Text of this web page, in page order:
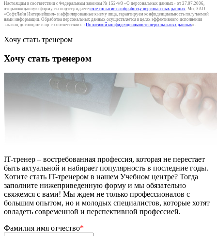
Настоящим в соответствии с Федеральным законом № 152-ФЗ «О персональных данных» от 27.07.2006,
отправляя данную форму, вы подтверждаете свое согласие на обработку персональных данных . Мы, ЗАО
«СофтЛайн Интернейшнл» и аффилированные к нему лица, гарантируем конфиденциальность получаемой
нами информации. Обработка персональных данных осуществляется в целях эффективного исполнения
заказов, договоров и пр. в соответствии с «Политикой конфиденциальности персональных данных».
Хочу стать тренером
Хочу стать тренером
IT-тренер – востребованная профессия, которая не перестает
быть актуальной и набирает популярность в последние годы.
Хотите стать IT-тренером в нашем Учебном центре? Тогда
заполните нижеприведенную форму и мы обязательно
свяжемся с вами! Мы ждем не только профессионалов с
большим опытом, но и молодых специалистов, которые хотят
овладеть современной и перспективной профессией.
Фамилия имя отчество*